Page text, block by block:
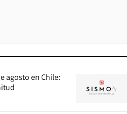
agosto en Chile: